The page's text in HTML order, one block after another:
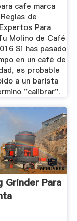
cafe marca
de
Para
Molino de Café
Si has pasado
en un café de
es probable
a un barista
"calibrar".
Grinder Para